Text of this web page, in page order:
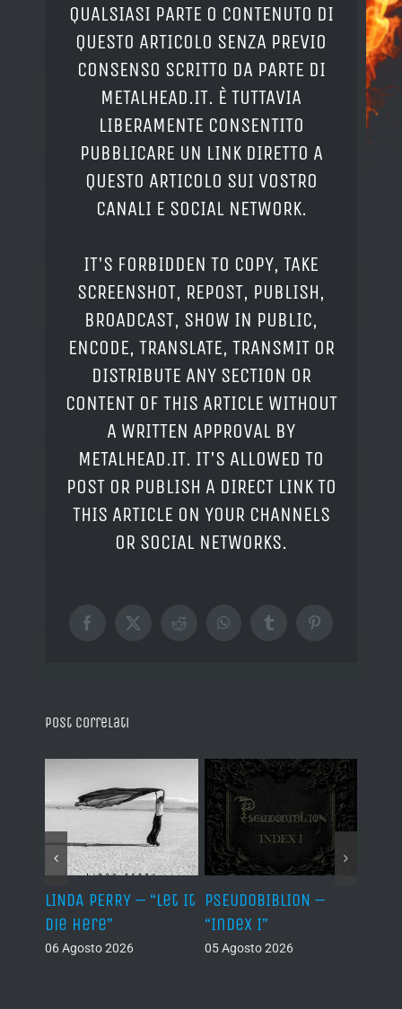
QUALSIASI PARTE O CONTENUTO DI
QUESTO ARTICOLO SENZA PREVIO
CONSENSO SCRITTO DA PARTE DI
METALHEAD.IT. È TUTTAVIA
LIBERAMENTE CONSENTITO
PUBBLICARE UN LINK DIRETTO A
QUESTO ARTICOLO SUI VOSTRO
CANALI E SOCIAL NETWORK.
IT'S FORBIDDEN TO COPY, TAKE
SCREENSHOT, REPOST, PUBLISH,
BROADCAST, SHOW IN PUBLIC,
ENCODE, TRANSLATE, TRANSMIT OR
DISTRIBUTE ANY SECTION OR
CONTENT OF THIS ARTICLE WITHOUT
A WRITTEN APPROVAL BY
METALHEAD.IT. IT'S ALLOWED TO
POST OR PUBLISH A DIRECT LINK TO
THIS ARTICLE ON YOUR CHANNELS
OR SOCIAL NETWORKS.
Facebook
X RedditWhatsAppTumblrPinterest
Post correlati
LINDA PERRY – “Let It
Die Here”
06 Agosto 2026
PSEUDOBIBLION –
“Index I”
05 Agosto 2026